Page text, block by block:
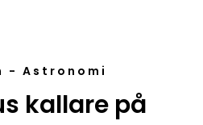
- Astronomi
kallare på